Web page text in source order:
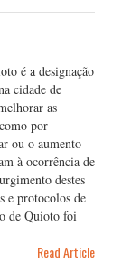
é a designação
cidade de
as
por
ou o aumento
à ocorrência de
destes
e protocolos de
de Quioto foi
Read Article